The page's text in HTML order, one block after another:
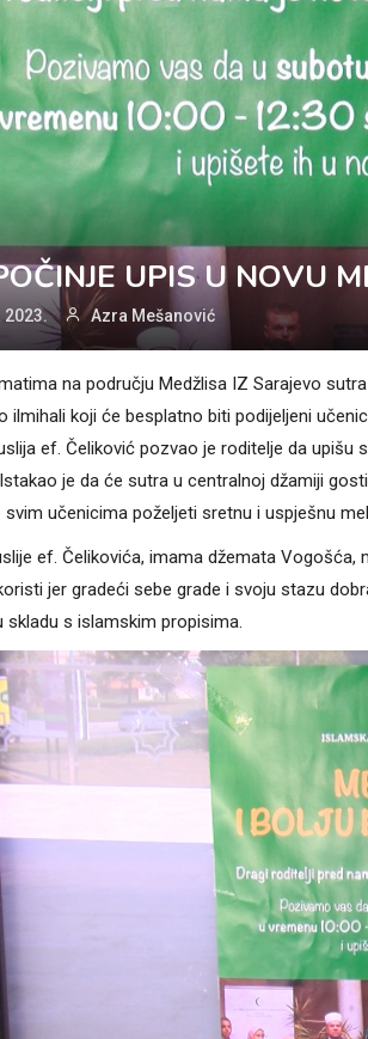
UPIS U NOVU
2023. Azra Mešanović
na području Medžlisa IZ Sarajevo
ilmihali koji će besplatno biti podijeljeni
ef. Čeliković pozvao je roditelje da
je da će sutra u centralnoj džamiji
svim učenicima poželjeti sretnu i uspješnu
ef. Čelikovića, imama džemata
jer gradeći sebe grade i svoju stazu
skladu s islamskim propisima.